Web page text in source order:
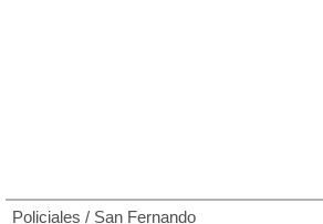
Policiales / San Fernando